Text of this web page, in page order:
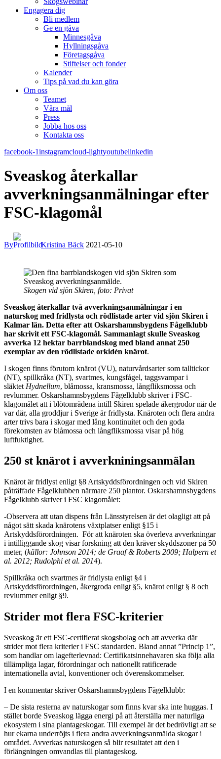
Engagera dig
Bli medlem
Ge en gåva
Minnesgåva
Hyllningsgåva
Företagsgåva
Stiftelser och fonder
Kalender
Tips på vad du kan göra
Om oss
Teamet
Våra mål​
Press
Jobba hos oss
Kontakta oss
facebook-1instagramcloud-lightyoutubelinkedin
Sveaskog återkallar
avverkningsanmälningar efter
FSC-klagomål
By Kristina Bäck 2021-05-10
Skogen vid sjön Skiren, foto: Privat
Sveaskog återkallar två avverkningsanmälningar i en
naturskog med fridlysta och rödlistade arter vid sjön Skiren i
Kalmar län. Detta efter att Oskarshamnsbygdens Fågelklubb
har skrivit ett FSC-klagomål. Sammanlagt skulle Sveaskog
avverka 12 hektar barrblandskog med bland annat 250
exemplar av den rödlistade orkidén knärot.
I skogen finns förutom knärot (VU), naturvårdsarter som talltickor
(NT), spillkråka (NT), svartmes, kungsfågel, taggsvampar i
släktet Hydnellum, blåmossa, kransmossa, långfliksmossa och
revlummer. Oskarshamnsbygdens Fågelklubb skriver i FSC-
klagomålet att i blötområdena intill Skiren spelade åkergrodor när de
var där, alla groddjur i Sverige är fridlysta. Knäroten och flera andra
arter trivs bara i skogar med lång kontinuitet och den goda
förekomsten av blåmossa och långfliksmossa visar på hög
luftfuktighet.
250 st knärot i avverkniningsanmälan
Knärot är fridlyst enligt §8 Artskyddsförordningen och vid Skiren
påträffade Fågelklubben närmare 250 plantor. Oskarshamnsbygdens
Fågelklubb skriver i FSC klagomålet:
-Observera att utan dispens från Länsstyrelsen är det olagligt att på
något sätt skada knärotens växtplatser enligt §15 i
Artskyddsförordningen. För att knäroten ska överleva avverkningar
i intilliggande skog visar forskning att den kräver skyddszoner på 50
meter, (källor: Johnson 2014; de Graaf & Roberts 2009; Halpern et
al. 2012; Rudolphi et al. 2014).
Spillkråka och svartmes är fridlysta enligt §4 i
Artskyddsförordningen, åkergroda enligt §5, knärot enligt § 8 och
revlummer enligt §9.
Strider mot flera FSC-kriterier
Sveaskog är ett FSC-certifierat skogsbolag och att avverka där
strider mot flera kriterier i FSC standarden. Bland annat ”Princip 1”,
som handlar om lagefterlevnad: Certifikatsinnehavaren ska följa alla
tillämpliga lagar, förordningar och nationellt ratificerade
internationella avtal, konventioner och överenskommelser.
I en kommentar skriver Oskarshamnsbygdens Fågelklubb:
– De sista resterna av naturskogar som finns kvar ska inte huggas. I
stället borde Sveaskog lägga energi på att återställa mer naturliga
ekosystem i sina plantageskogar. Till exempel är det bedrövligt att se
hur ekarna underröjts i flera andra avverkningsanmälda skogar i
området. Avverkas naturskogen så blir resultatet att den i
förlängningen omvandlas till plantageskog.